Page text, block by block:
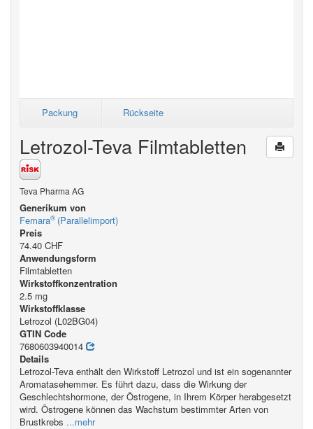
Packung Rückseite
Letrozol-Teva Filmtabletten
Teva Pharma AG
Generikum von
Femara® (Parallelimport)
Preis
74.40 CHF
Anwendungsform
Filmtabletten
Wirkstoffkonzentration
2.5 mg
Wirkstoffklasse
Letrozol (L02BG04)
GTIN Code
7680603940014
Details
Letrozol-Teva enthält den Wirkstoff Letrozol und ist ein sogenannter
Aromatasehemmer. Es führt dazu, dass die Wirkung der
Geschlechtshormone, der Östrogene, in Ihrem Körper herabgesetzt
wird. Östrogene können das Wachstum bestimmter Arten von
Brustkrebs ...mehr